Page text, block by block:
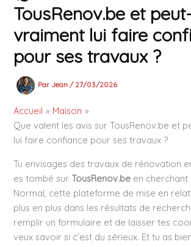
TousRenov.be et
vraiment lui faire
pour ses travaux ?
Par Jean/ 27/03/2026
Accueil
Maison
Que valent les avis sur TousRenov.be et
lui faire confiance pour ses travaux ?
Tu envisages des travaux de rénovation
es tombé surTousRenov.be en cherchant
Normal, cette plateforme de mise en
plus en plus dans les résultats de
remplir un formulaire et de laisser tes
veux savoir si c’est du sérieux. Et tu as